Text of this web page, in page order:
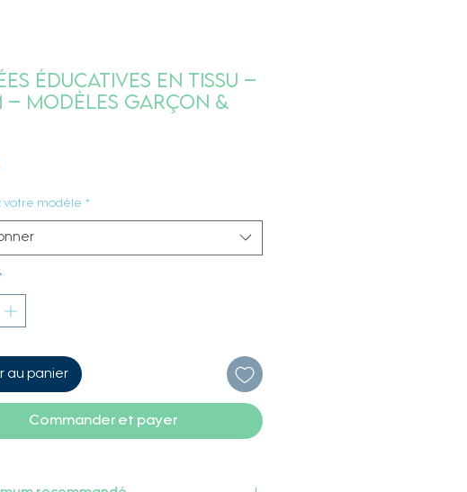
Éducatives en Tissu –
– Modèles Garçon &
Prix
votre modèle *
au panier
Commander et payer